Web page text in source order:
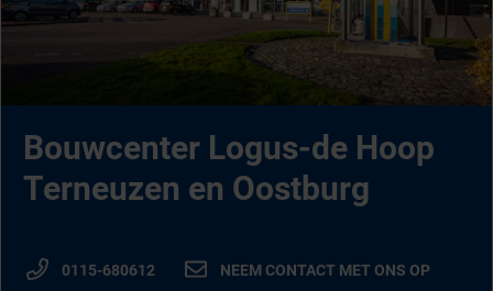
Bouwcenter Logus-de Hoop
Terneuzen en Oostburg
0115-680612 NEEM CONTACT MET ONS OP